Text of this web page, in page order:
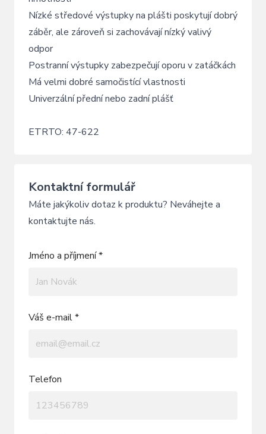
Nízké středové výstupky na plášti poskytují dobrý
záběr, ale zároveň si zachovávají nízký valivý
odpor
Postranní výstupky zabezpečují oporu v zatáčkách
Má velmi dobré samočistící vlastnosti
Univerzální přední nebo zadní plášť
ETRTO: 47-622
Kontaktní formulář
Máte jakýkoliv dotaz k produktu? Neváhejte a
kontaktujte nás.
Jméno a příjmení *
Váš e-mail *
Telefon